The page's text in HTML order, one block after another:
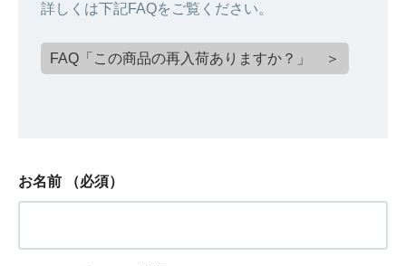
詳しくは下記FAQをご覧ください。
FAQ「この商品の再入荷ありますか？」 ＞
お名前 （必須）